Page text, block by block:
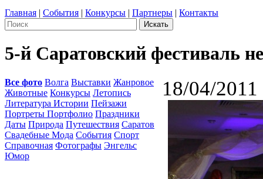
Главная | События | Конкурсы | Партнеры | Контакты
5-й Саратовский фестиваль
Все фото Волга Выставки Жанровое
Животные Конкурсы Летопись
Литература Истории Пейзажи
Портреты Портфолио Праздники
Даты Природа Путешествия Саратов
Свадебные Мода События Спорт
Справочная Фотографы Энгельс
Юмор
18/04/